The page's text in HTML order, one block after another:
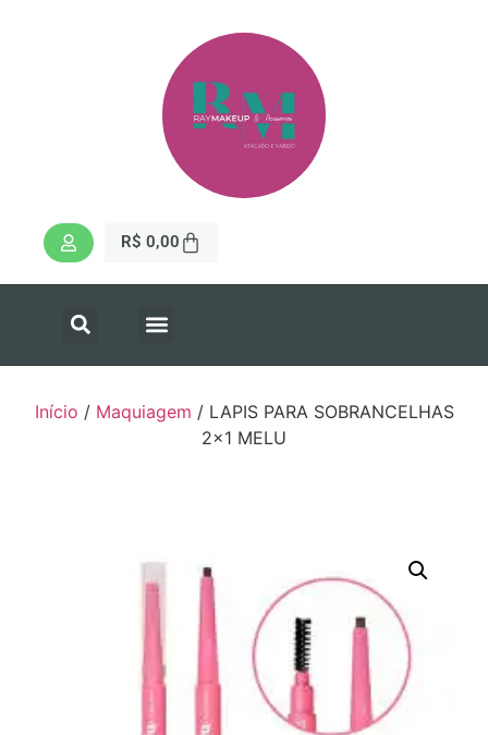
R$ 0,00
Início / Maquiagem / LAPIS PARA SOBRANCELHAS
2×1 MELU